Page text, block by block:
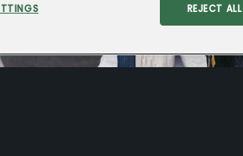
REJECT ALL